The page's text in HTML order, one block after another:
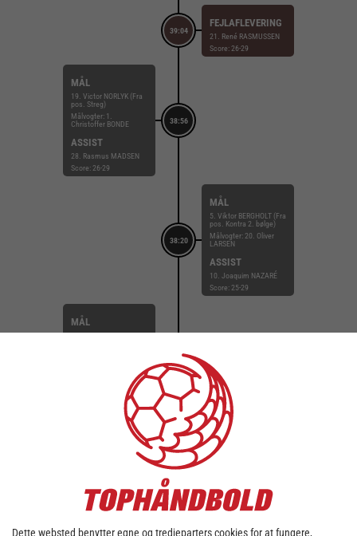
39:04
FEJLAFLEVERING
21. René RASMUSSEN
Score: 26-29
38:56
MÅL
19. Victor NORLYK (Fra
pos. Streg)
Målvogter: 1.
Christoffer BONDE
ASSIST
28. Rasmus MADSEN
Score: 26-29
38:20
MÅL
5. Viktor BERGHOLT (Fra
pos. Kontra 2. bølge)
Målvogter: 20. Oliver
LARSEN
ASSIST
10. Joaquim NAZARÉ
Score: 25-29
38:09
MÅL
25. Magnus NORLYK
19. Victor NORLYK
37:58
MÅL
LARSEN
Score: 24-28
Dette websted benytter egne og tredjeparters cookies for at fungere,